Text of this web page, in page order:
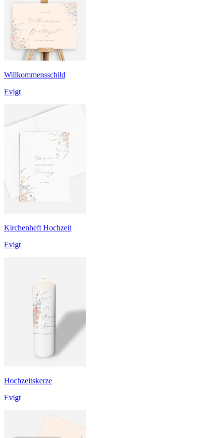
Willkommensschild
Evigt
Kirchenheft Hochzeit
Evigt
Hochzeitskerze
Evigt